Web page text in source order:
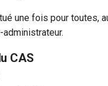
une fois pour toutes,
CAS